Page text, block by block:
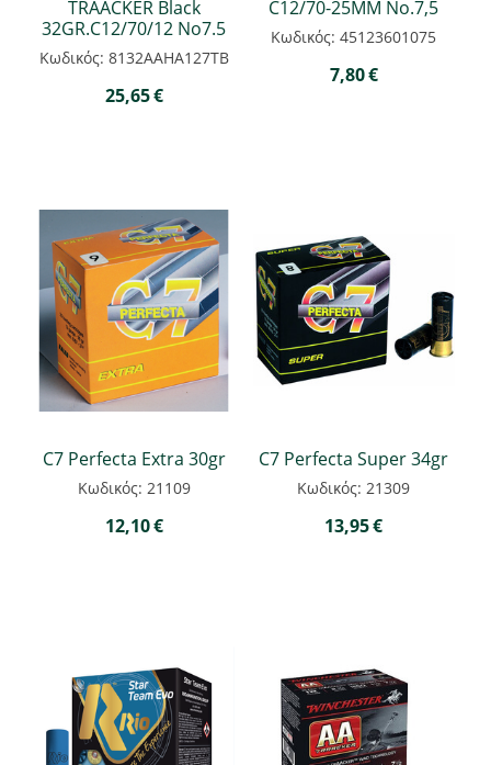
TRAACKER Black
32GR.C12/70/12 Νο7.5
Κωδικός: 8132ΑΑΗΑ127ΤΒ
25,65€
C12/70-25ΜΜ Νο.7,5
Κωδικός: 45123601075
7,80€
C7 Perfecta Extra 30gr
Κωδικός: 21109
12,10€
C7 Perfecta Super 34gr
Κωδικός: 21309
13,95€